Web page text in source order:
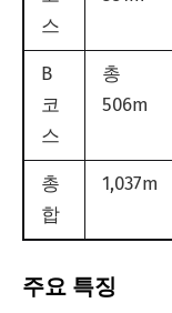
스
B
코
스
총
506m
총
합
1,037m
주요 특징